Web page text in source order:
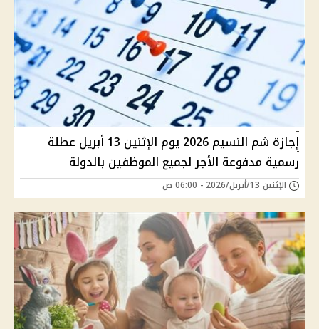
إجازة شم النسيم 2026 يوم الإثنين 13 أبريل عطلة
رسمية مدفوعة الأجر لجميع الموظفين بالدولة
الإثنين 13/أبريل/2026 - 06:00 ص